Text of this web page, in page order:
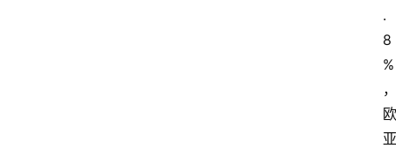
.
8
%
，
欧
亚